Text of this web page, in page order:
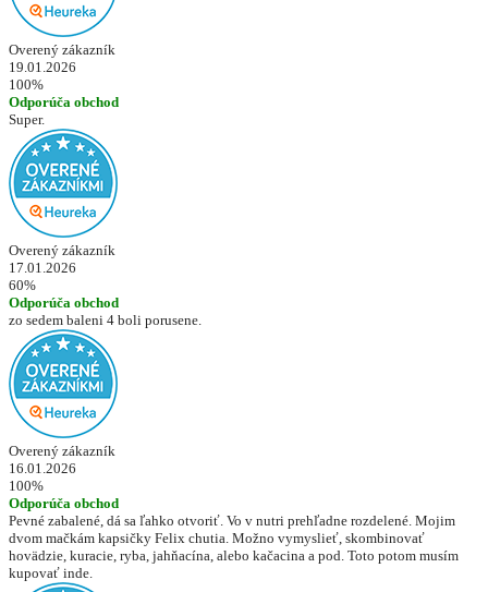
Overený zákazník
19.01.2026
100%
Odporúča obchod
Super.
Overený zákazník
17.01.2026
60%
Odporúča obchod
zo sedem baleni 4 boli porusene.
Overený zákazník
16.01.2026
100%
Odporúča obchod
Pevné zabalené, dá sa ľahko otvoriť. Vo v nutri prehľadne rozdelené. Mojim
dvom mačkám kapsičky Felix chutia. Možno vymyslieť, skombinovať
hovädzie, kuracie, ryba, jahňacína, alebo kačacina a pod. Toto potom musím
kupovať inde.